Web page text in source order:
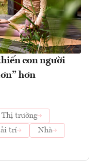
con người
hơn
Thị trường
trí
Nhà